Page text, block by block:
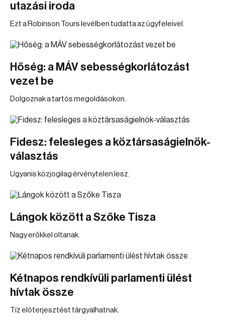
utazási iroda
Ezt a Robinson Tours levélben tudatta az ügyfeleivel.
Hőség: a MÁV sebességkorlátozást
vezet be
Dolgoznak a tartós megoldásokon.
Fidesz: felesleges a köztársaságielnök-
választás
Ugyanis közjogilag érvénytelen lesz.
Lángok között a Szőke Tisza
Nagy erőkkel oltanak.
Kétnapos rendkívüli parlamenti ülést
hívtak össze
Tíz előterjesztést tárgyalhatnak.